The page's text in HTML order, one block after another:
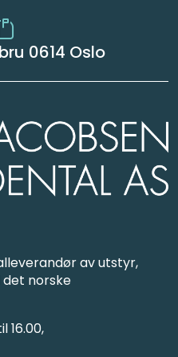
0614 Oslo
av utstyr,
norske
16.00,